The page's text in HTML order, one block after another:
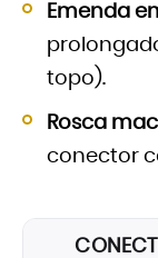
Emenda
topo).
Rosca
conector